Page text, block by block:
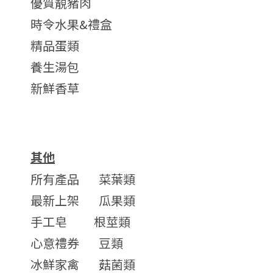
時令水果&禮盒
精品蛋類
養生湯包
新鮮香草
其他
所有產品
菜葉類
最新上架
瓜果類
手工皂
根莖類
心意禮券
豆類
冰鮮家禽
菇菌類